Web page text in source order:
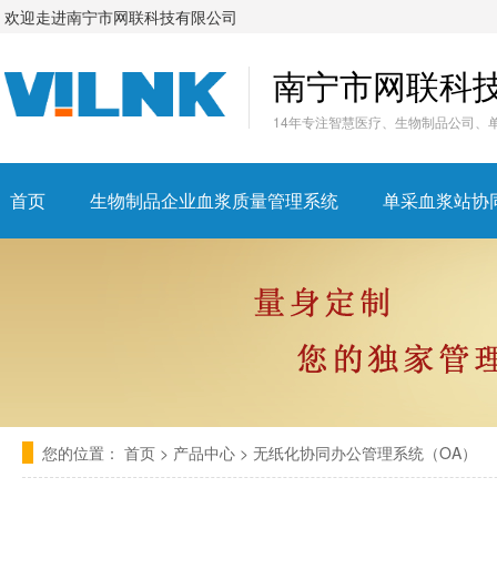
欢迎走进南宁市网联科技有限公司
南宁市网联科
14年专注智慧医疗、生物制品公司、
首页 生物制品企业血浆质量管理系统 单采血浆站协
您的位置： 首页 > 产品中心 > 无纸化协同办公管理系统（OA）